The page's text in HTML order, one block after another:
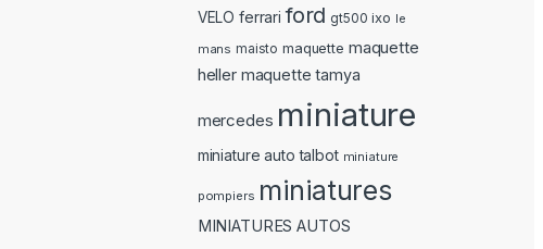
VELO ferrari ford gt500 ixo le
mans maisto maquette maquette
heller maquette tamya
mercedes miniature
miniature auto talbot miniature
pompiers miniatures
MINIATURES AUTOS